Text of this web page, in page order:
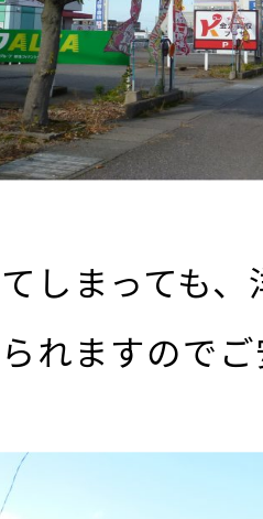
しまっても
れますので